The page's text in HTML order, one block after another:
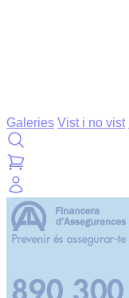
Galeries Vist i no vist